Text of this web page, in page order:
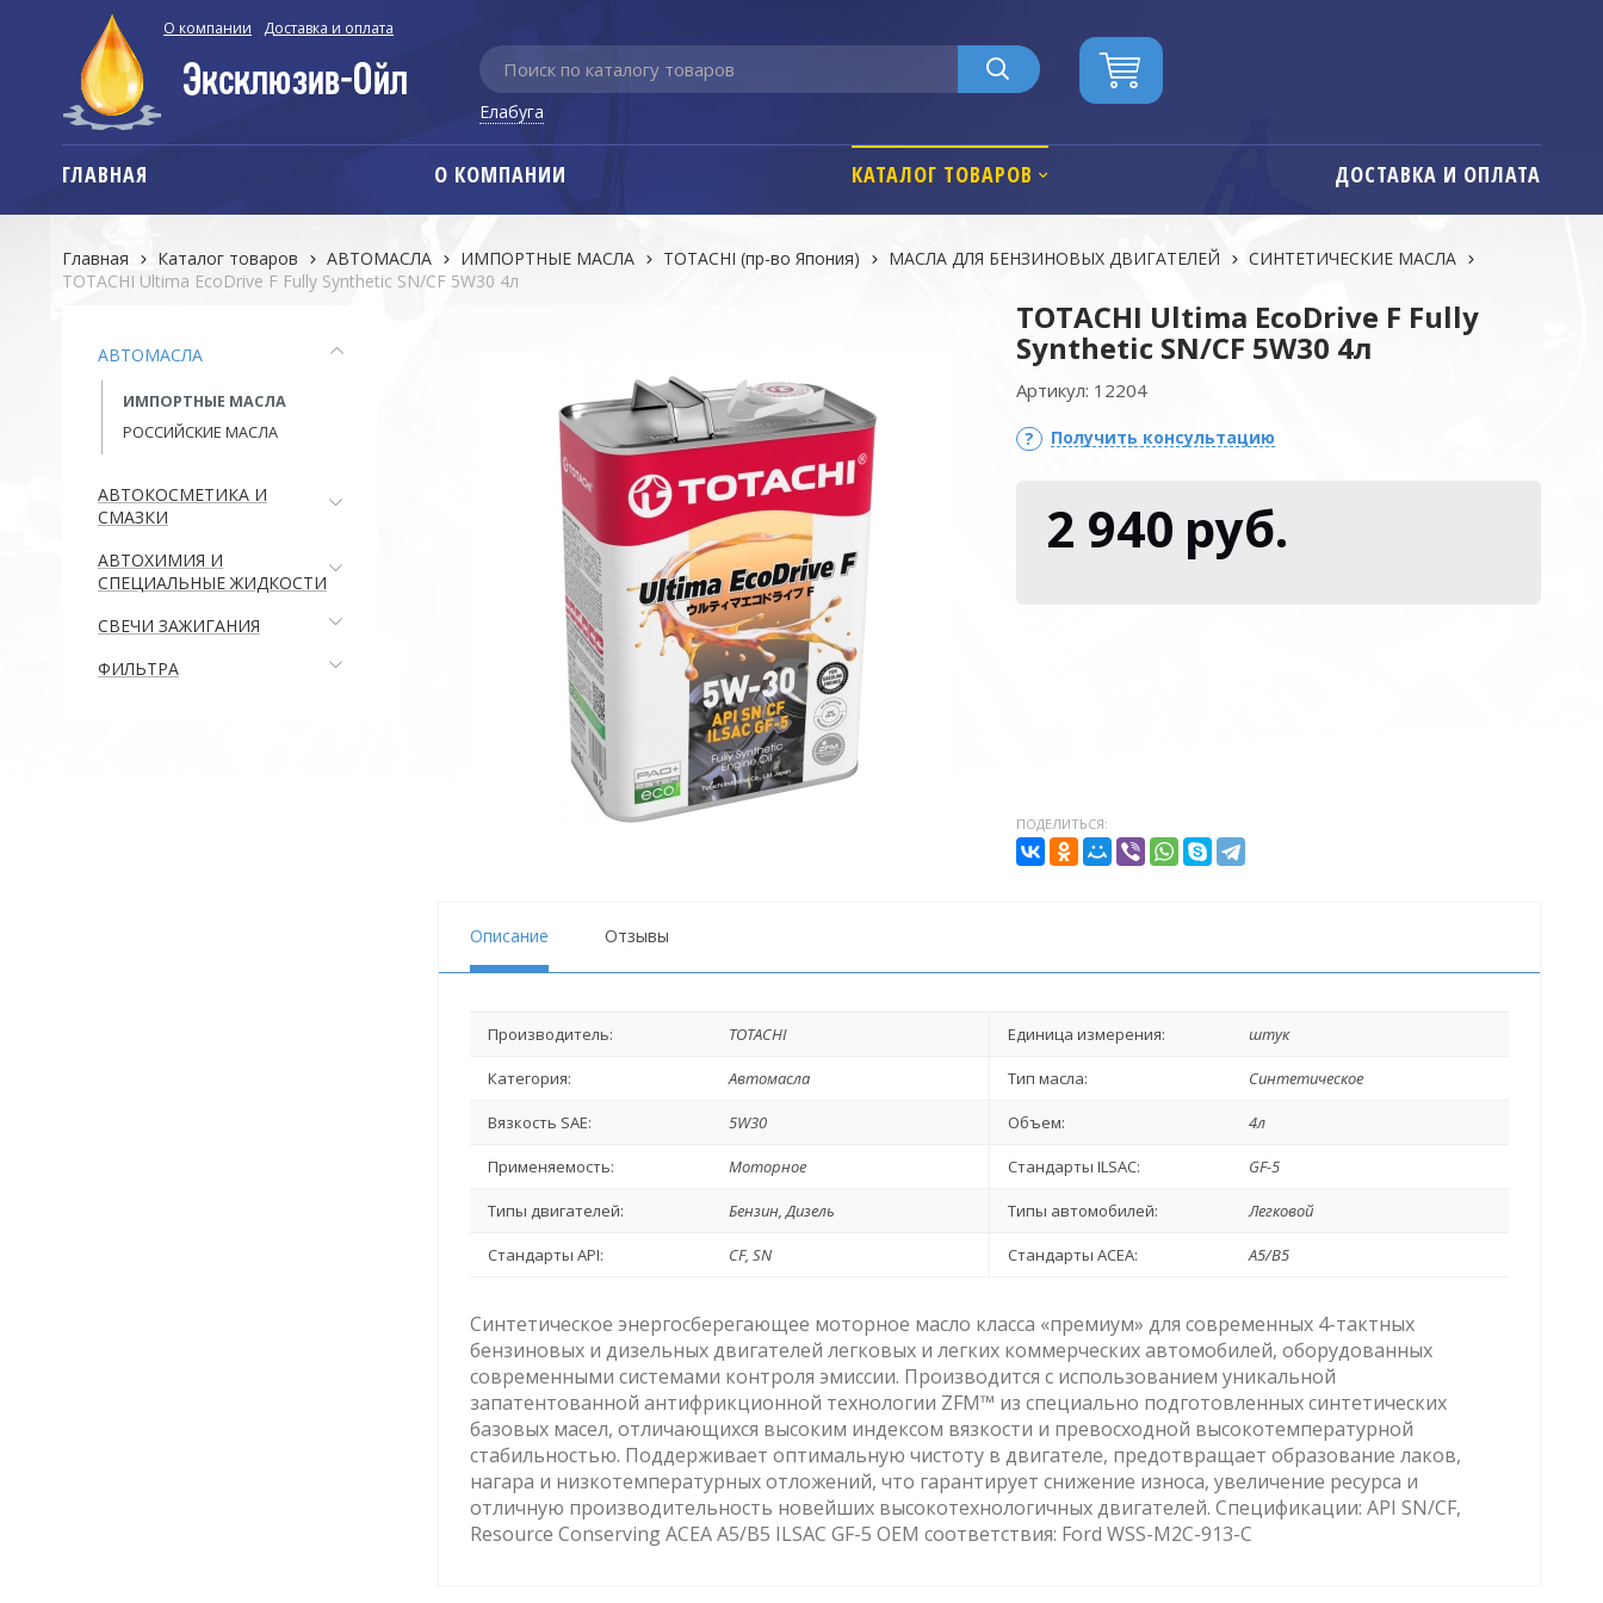
О компании Доставка и оплата
Елабуга
ГЛАВНАЯ О КОМПАНИИ КАТАЛОГ ТОВАРОВ ДОСТАВКА И ОПЛАТА
Главная Каталог товаров АВТОМАСЛА ИМПОРТНЫЕ МАСЛА TOTACHI (пр-во Япония) МАСЛА ДЛЯ БЕНЗИНОВЫХ ДВИГАТЕЛЕЙ
СИНТЕТИЧЕСКИЕ МАСЛА
TOTACHI Ultima EcoDrive F Fully Synthetic SN/CF 5W30 4л
АВТОМАСЛА
ИМПОРТНЫЕ МАСЛА
РОССИЙСКИЕ МАСЛА
АВТОКОСМЕТИКА И
СМАЗКИ
АВТОХИМИЯ И
СПЕЦИАЛЬНЫЕ ЖИДКОСТИ
СВЕЧИ ЗАЖИГАНИЯ
ФИЛЬТРА
TOTACHI Ultima EcoDrive F Fully
Synthetic SN/CF 5W30 4л
Артикул: 12204
Получить консультацию
2 940 руб.
ПОДЕЛИТЬСЯ:
Описание Отзывы
Производитель: TOTACHI Единица измерения: штук
Категория: Автомасла Тип масла: Синтетическое
Вязкость SAE: 5W30 Объем: 4л
Применяемость: Моторное Стандарты ILSAC: GF-5
Типы двигателей: Бензин, Дизель Типы автомобилей: Легковой
Стандарты API: CF, SN Стандарты ACEA: A5/B5
Синтетическое энергосберегающее моторное масло класса «премиум» для современных 4-тактных
бензиновых и дизельных двигателей легковых и легких коммерческих автомобилей, оборудованных
современными системами контроля эмиссии. Производится с использованием уникальной
запатентованной антифрикционной технологии ZFM™ из специально подготовленных синтетических
базовых масел, отличающихся высоким индексом вязкости и превосходной высокотемпературной
стабильностью. Поддерживает оптимальную чистоту в двигателе, предотвращает образование лаков,
нагара и низкотемпературных отложений, что гарантирует снижение износа, увеличение ресурса и
отличную производительность новейших высокотехнологичных двигателей. Спецификации: API SN/CF,
Resource Conserving ACEA A5/B5 ILSAC GF-5 ОЕМ соответствия: Ford WSS-M2C-913-C